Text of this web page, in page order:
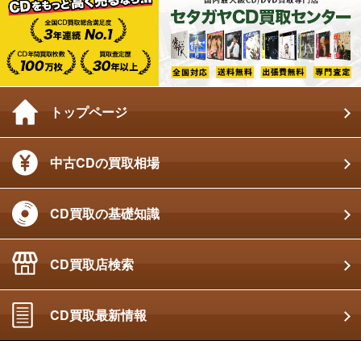
トップページ
中古CDの買取相場
CD買取の基礎知識
CD買取店検索
CD買取最新情報